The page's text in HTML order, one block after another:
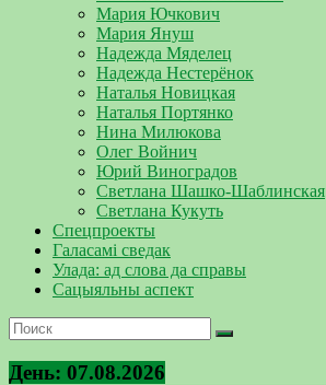
Мария Ючкович
Мария Януш
Надежда Мяделец
Надежда Нестерёнок
Наталья Новицкая
Наталья Портянко
Нина Милюкова
Олег Войнич
Юрий Виноградов
Светлана Шашко-Шаблинская
Светлана Кукуть
Спецпроекты
Галасамі сведак
Улада: ад слова да справы
Сацыяльны аспект
День: 07.08.2026